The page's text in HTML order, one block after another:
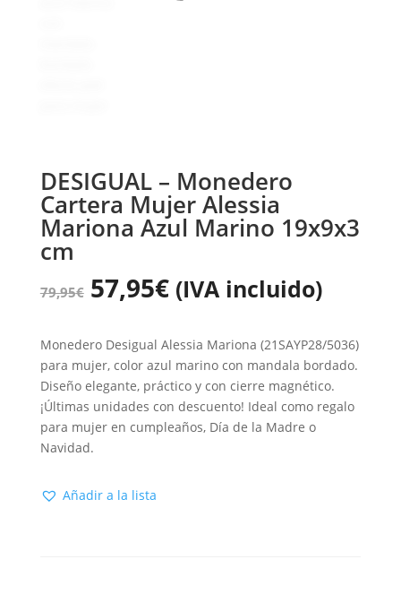
DESIGUAL – Monedero
Cartera Mujer Alessia
Mariona Azul Marino 19x9x3
cm
79,95€ 57,95€ (IVA incluido)
Monedero Desigual Alessia Mariona (21SAYP28/5036)
para mujer, color azul marino con mandala bordado.
Diseño elegante, práctico y con cierre magnético.
¡Últimas unidades con descuento! Ideal como regalo
para mujer en cumpleaños, Día de la Madre o
Navidad.
Añadir a la lista